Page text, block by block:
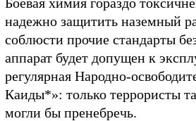
надежно защитить наземный
соблюсти прочие стандарты
аппарат будет допущен к
регулярная Народно-
Каиды*»: только террористы
могли бы пренебречь.